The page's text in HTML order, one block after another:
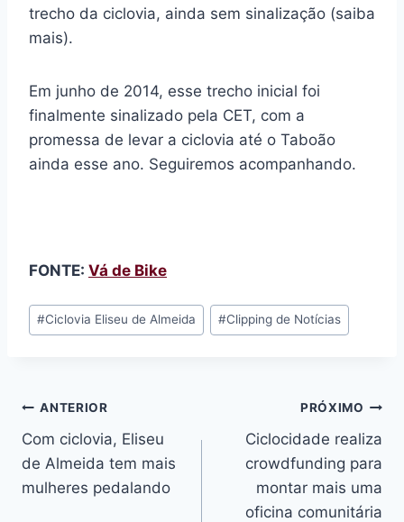
trecho da ciclovia, ainda sem sinalização (saiba
mais).
Em junho de 2014, esse trecho inicial foi
finalmente sinalizado pela CET, com a
promessa de levar a ciclovia até o Taboão
ainda esse ano. Seguiremos acompanhando.
FONTE: Vá de Bike
Tags
do
#Ciclovia Eliseu de Almeida #Clipping de Notícias
Navegação
de
Post
ANTERIOR
Com ciclovia, Eliseu
de Almeida tem mais
mulheres pedalando
PRÓXIMO
Ciclocidade realiza
crowdfunding para
montar mais uma
oficina comunitária